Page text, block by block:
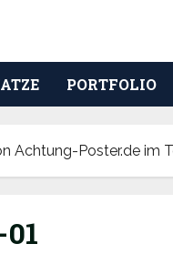
PORTFOLIO
Achtung-Poster.de im